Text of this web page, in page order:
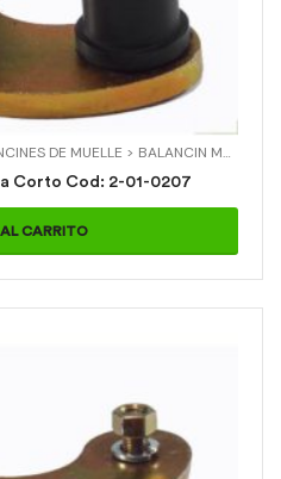
DE MUELLE > BALANCIN MUELLE MEDIA LUNA CORTO
Corto Cod: 2-01-0207
CARRITO